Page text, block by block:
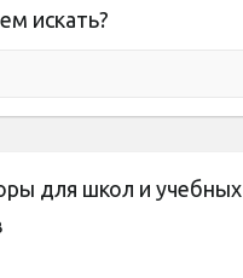
искать?
для школ и учебных